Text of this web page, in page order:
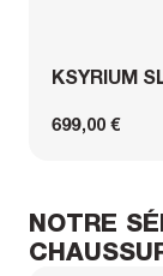
KSYRIUM
699,00 €
NOTRE